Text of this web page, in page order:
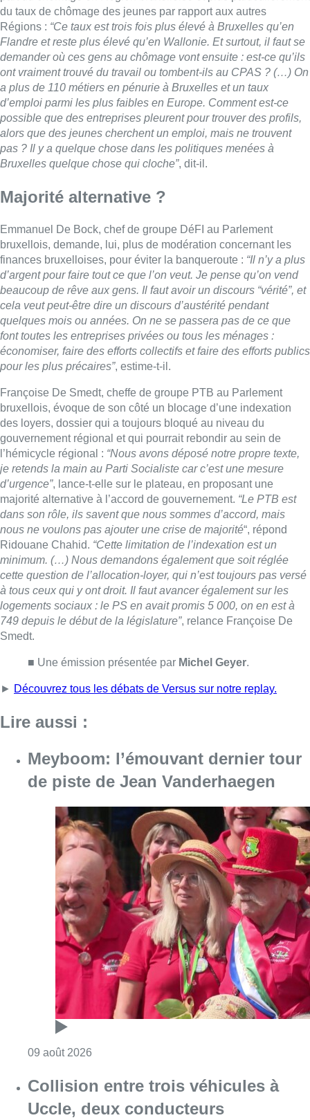
Majorité alternative ?
Emmanuel De Bock, chef de groupe DéFI au Parlement
bruxellois, demande, lui, plus de modération concernant les
finances bruxelloises, pour éviter la banqueroute :“Il n’y a plus
d’argent pour faire tout ce que l’on veut. Je pense qu’on vend
beaucoup de rêve aux gens. Il faut avoir un discours “vérité”, et
cela veut peut-être dire un discours d’austérité pendant
quelques mois ou années. On ne se passera pas de ce que
font toutes les entreprises privées ou tous les ménages :
économiser, faire des efforts collectifs et faire des efforts publics
Françoise De Smedt, cheffe de groupe PTB au Parlement
bruxellois, évoque de son côté un blocage d’une indexation
des loyers, dossier qui a toujours bloqué au niveau du
gouvernement régional et qui pourrait rebondir au sein de
l’hémicycle régional :“Nous avons déposé notre propre texte,
je retends la main au Parti Socialiste car c’est une mesure
d’urgence” , lance-t-elle sur le plateau, en proposant une
majorité alternative à l’accord de gouvernement.“Le PTB est
dans son rôle, ils savent que nous sommes d’accord, mais
nous ne voulons pas ajouter une crise de majorité“, répond
Ridouane Chahid.“Cette limitation de l’indexation est un
minimum. (…) Nous demandons également que soit réglée
cette question de l’allocation-loyer, qui n’est toujours pas versé
à tous ceux qui y ont droit. Il faut avancer également sur les
logements sociaux : le PS en avait promis 5 000, on en est à
749 depuis le début de la législature”, relance Françoise De
Smedt.
■ Une émission présentée par Michel Geyer .
►Découvrez tous les débats de Versus sur notre replay.
Lire aussi :
Meyboom: l’émouvant dernier tour
de piste de Jean Vanderhaegen
09 août 2026Consulter l'article "Meyboom: l’émouvant
Collision entre trois véhicules à
Uccle, deux conducteurs
transportés à l’hôpital